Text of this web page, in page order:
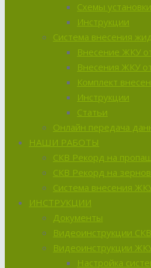
Схемы установки
Инструкции
Система внесения
Внесение ЖКУ
Внесения ЖКУ
Комплект
Инструкции
Статьи
Онлайн передача
НАШИ РАБОТЫ
СКВ Рекорд на
СКВ Рекорд на
Система внесения
ИНСТРУКЦИИ
Документы
Видеоинструкции СКВ
Видеоинструкции
Настройка